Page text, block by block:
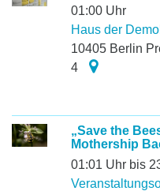
01:00 Uhr
Haus der
10405 Berlin
4
„Save the
Mothership
01:01 Uhr bis